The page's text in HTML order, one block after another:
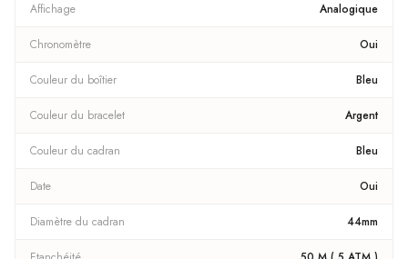
Affichage Analogique
Chronomètre Oui
Couleur du boîtier Bleu
Couleur du bracelet Argent
Couleur du cadran Bleu
Date Oui
Diamètre du cadran 44mm